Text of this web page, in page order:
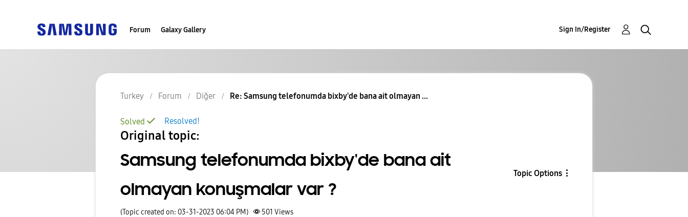
Forum Galaxy Gallery Sign In/Register
Turkey Forum Diğer Re: Samsung telefonumda bixby'de bana ait olmayan ...
Resolved!
Solved
Original topic:
Samsung telefonumda bixby'de bana ait
olmayan konuşmalar var ?
Topic Options
(Topic created on: 03-31-2023 06:04 PM) 501 Views